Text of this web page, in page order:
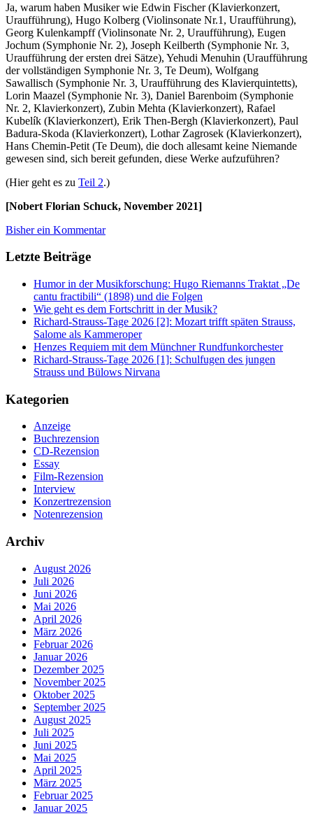
Ja, warum haben Musiker wie Edwin Fischer (Klavierkonzert,
Uraufführung), Hugo Kolberg (Violinsonate Nr.1, Uraufführung),
Georg Kulenkampff (Violinsonate Nr. 2, Uraufführung), Eugen
Jochum (Symphonie Nr. 2), Joseph Keilberth (Symphonie Nr. 3,
Uraufführung der ersten drei Sätze), Yehudi Menuhin (Uraufführung
der vollständigen Symphonie Nr. 3, Te Deum), Wolfgang
Sawallisch (Symphonie Nr. 3, Uraufführung des Klavierquintetts),
Lorin Maazel (Symphonie Nr. 3), Daniel Barenboim (Symphonie
Nr. 2, Klavierkonzert), Zubin Mehta (Klavierkonzert), Rafael
Kubelík (Klavierkonzert), Erik Then-Bergh (Klavierkonzert), Paul
Badura-Skoda (Klavierkonzert), Lothar Zagrosek (Klavierkonzert),
Hans Chemin-Petit (Te Deum), die doch allesamt keine Niemande
gewesen sind, sich bereit gefunden, diese Werke aufzuführen?
(Hier geht es zu Teil 2.)
[Nobert Florian Schuck, November 2021]
Bisher ein Kommentar
Letzte Beiträge
Humor in der Musikforschung: Hugo Riemanns Traktat „De
cantu fractibili“ (1898) und die Folgen
Wie geht es dem Fortschritt in der Musik?
Richard-Strauss-Tage 2026 [2]: Mozart trifft späten Strauss,
Salome als Kammeroper
Henzes Requiem mit dem Münchner Rundfunkorchester
Richard-Strauss-Tage 2026 [1]: Schulfugen des jungen
Strauss und Bülows Nirvana
Kategorien
Anzeige
Buchrezension
CD-Rezension
Essay
Film-Rezension
Interview
Konzertrezension
Notenrezension
Archiv
August 2026
Juli 2026
Juni 2026
Mai 2026
April 2026
März 2026
Februar 2026
Januar 2026
Dezember 2025
November 2025
Oktober 2025
September 2025
August 2025
Juli 2025
Juni 2025
Mai 2025
April 2025
März 2025
Februar 2025
Januar 2025